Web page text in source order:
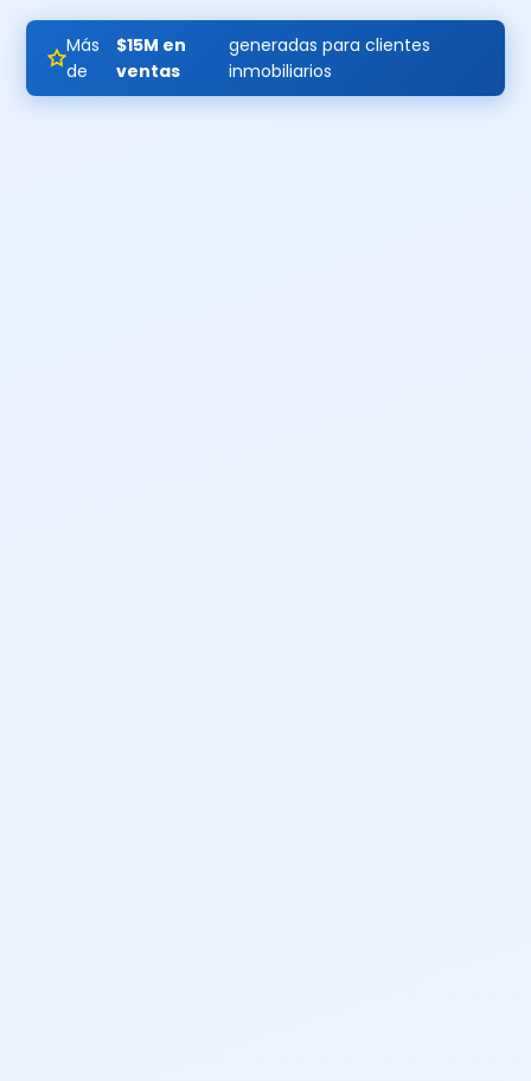
Más
de
$15M en
ventas
generadas para clientes
inmobiliarios